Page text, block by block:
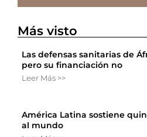
Más visto
Las defensas sanitarias de
pero su financiación no
Leer Más >>
América Latina sostiene
al mundo